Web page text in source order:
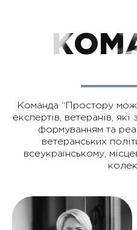
Команда “Простору
експертів, ветеранів,
формуванням та
ветеранських
всеукраїнському,